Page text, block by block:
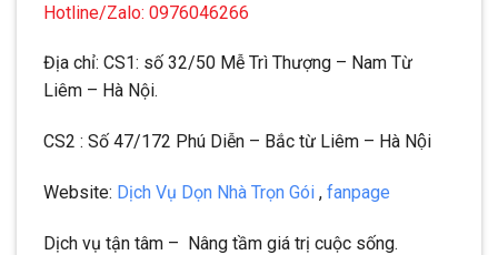
Hotline/Zalo: 0976046266
Địa chỉ: CS1: số 32/50 Mễ Trì Thượng – Nam Từ
Liêm – Hà Nội.
CS2 : Số 47/172 Phú Diễn – Bắc từ Liêm – Hà Nội
Website: Dịch Vụ Dọn Nhà Trọn Gói , fanpage
Dịch vụ tận tâm – Nâng tầm giá trị cuộc sống.